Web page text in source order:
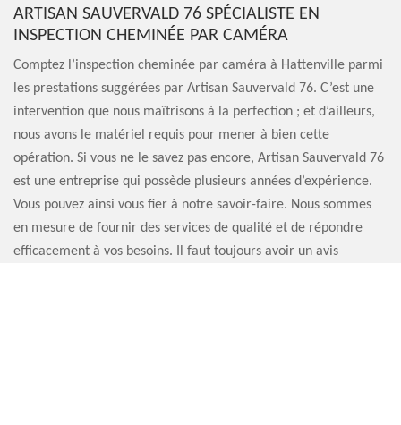
ARTISAN SAUVERVALD 76 SPÉCIALISTE EN
INSPECTION CHEMINÉE PAR CAMÉRA
Comptez l’inspection cheminée par caméra à Hattenville parmi
les prestations suggérées par Artisan Sauvervald 76. C’est une
intervention que nous maîtrisons à la perfection ; et d’ailleurs,
nous avons le matériel requis pour mener à bien cette
opération. Si vous ne le savez pas encore, Artisan Sauvervald 76
est une entreprise qui possède plusieurs années d’expérience.
Vous pouvez ainsi vous fier à notre savoir-faire. Nous sommes
en mesure de fournir des services de qualité et de répondre
efficacement à vos besoins. Il faut toujours avoir un avis